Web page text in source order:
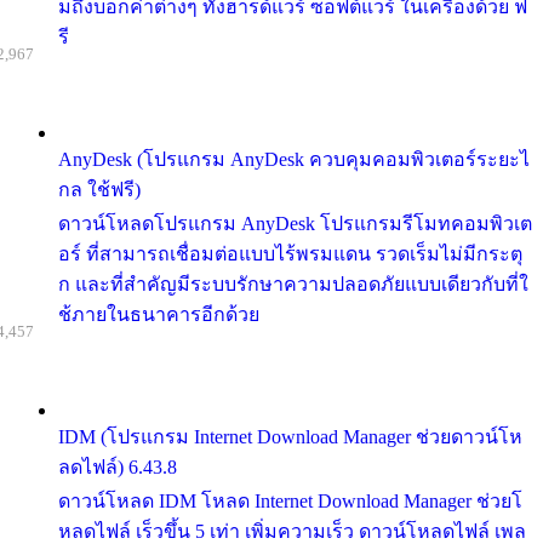
มถึงบอกค่าต่างๆ ทั้งฮารด์แวร์ ซอฟต์แวร์ ในเครื่องด้วย ฟ
รี
AnyDesk (โปรแกรม AnyDesk ควบคุมคอมพิวเตอร์ระยะไ
กล ใช้ฟรี)
ดาวน์โหลดโปรแกรม AnyDesk โปรแกรมรีโมทคอมพิวเต
อร์ ที่สามารถเชื่อมต่อแบบไร้พรมแดน รวดเร็มไม่มีกระตุ
ก และที่สำคัญมีระบบรักษาความปลอดภัยแบบเดียวกับที่ใ
ช้ภายในธนาคารอีกด้วย
IDM (โปรแกรม Internet Download Manager ช่วยดาวน์โห
ลดไฟล์) 6.43.8
ดาวน์โหลด IDM โหลด Internet Download Manager ช่วยโ
หลดไฟล์ เร็วขึ้น 5 เท่า เพิ่มความเร็ว ดาวน์โหลดไฟล์ เพล